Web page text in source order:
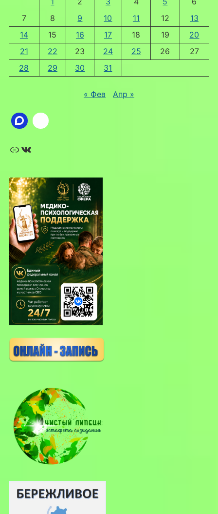
7
8 9 10 11 12
13
14
15 16 17 18 19
20
21
22 23 24 25 26
27
28
29 30 31
« Фев Апр »
Ссылка